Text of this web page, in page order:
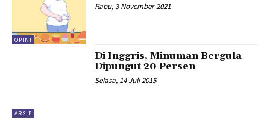
OPINI
Rabu, 3 November 2021
ARSIP
Di Inggris, Minuman Bergula
Dipungut 20 Persen
Selasa, 14 Juli 2015